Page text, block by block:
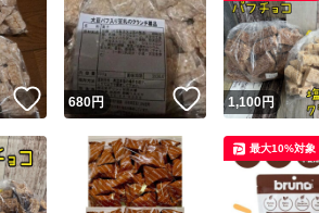
安心取引出品者
安心取引出品
取引実績
取引実績◯+
商品画像
コピーは
いいね！
680円 いいね！
1,100円
最大10%対象